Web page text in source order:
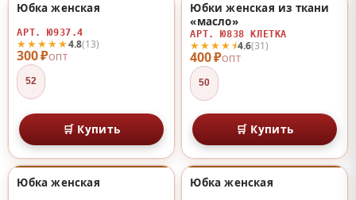
300 ₽ОПТ
★★★★★4.8(13)
Юбка женская
АРТ. Ю937.4
52
🛒 Купить
♡
400 ₽ОПТ
★★★★⯨4.6(31)
Юбки женская из ткани
«масло»
АРТ. Ю838 КЛЕТКА
50
🛒 Купить
Юбка женская Юбка женская